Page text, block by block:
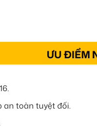
ƯU ĐIỂM
an toàn tuyệt đối.